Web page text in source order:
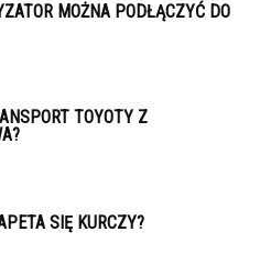
MOŻNA PODŁĄCZYĆ DO
TOYOTY Z
SIĘ KURCZY?